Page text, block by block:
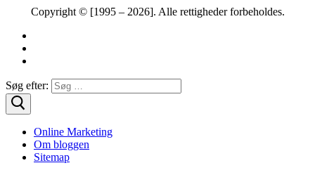
Copyright © [1995 – 2026]. Alle rettigheder forbeholdes.
Søg efter:
Online Marketing
Om bloggen
Sitemap